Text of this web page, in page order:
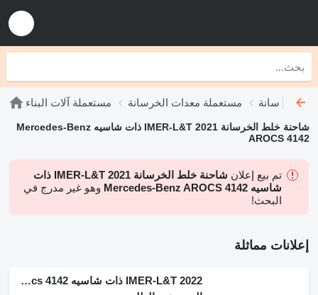
مستعملة آلات البناء مستعملة معدات الخرسانة الخرسانة
شاحنة خلط الخرسانة IMER-L&T 2021 ذات شاسيه Mercedes-Benz
AROCS 4142
تم بيع إعلان
شاحنة خلط الخرسانة IMER-L&T 2021 ذات
شاسيه Mercedes-Benz AROCS 4142
وهو غير مدرج في
البحث!
إعلانات مماثلة
IMER-L&T 2022 ذات شاسيه Mercedes-Benz Arocs 4142